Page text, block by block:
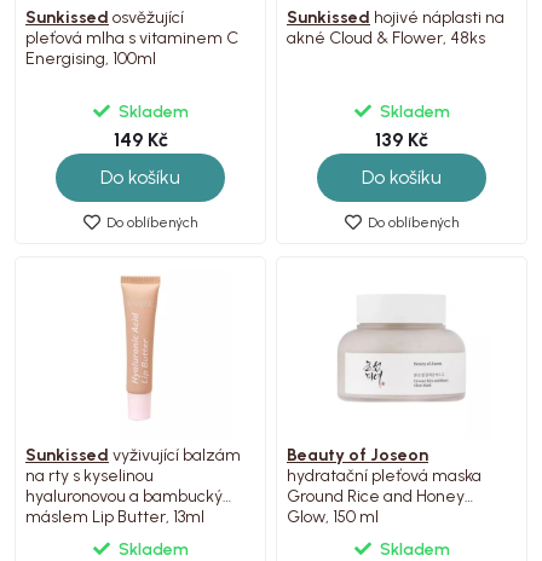
Sunkissed osvěžující
pleťová mlha s vitaminem C
Energising, 100ml
Skladem
149 Kč
Do košíku
Do oblíbených
Sunkissed hojivé náplasti na
akné Cloud & Flower, 48ks
Skladem
139 Kč
Do košíku
Do oblíbených
Sunkissed vyživující balzám
na rty s kyselinou
hyaluronovou a bambuckým
máslem Lip Butter, 13ml
Skladem
Beauty of Joseon
hydratační pleťová maska
Ground Rice and Honey
Glow, 150 ml
Skladem